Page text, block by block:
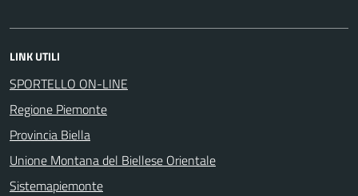
LINK UTILI
SPORTELLO ON-LINE
Regione Piemonte
Provincia Biella
Unione Montana del Biellese Orientale
Sistemapiemonte